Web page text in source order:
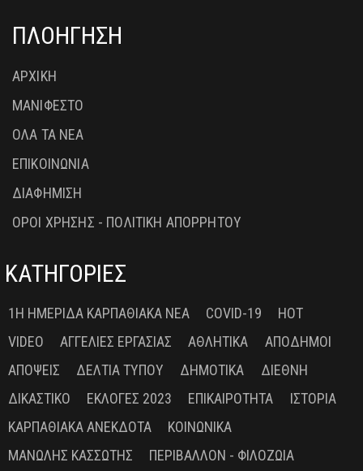
ΠΛΟΗΓΗΣΗ
ΑΡΧΙΚΗ
ΜΑΝΙΦΕΣΤΟ
ΟΛΑ ΤΑ ΝΕΑ
ΕΠΙΚΟΙΝΩΝΙΑ
ΔΙΑΦΗΜΙΣΗ
ΟΡΟΙ ΧΡΗΣΗΣ - ΠΟΛΙΤΙΚΗ ΑΠΟΡΡΗΤΟΥ
ΚΑΤΗΓΟΡΙΕΣ
1Η ΗΜΕΡΊΔΑ ΚΑΡΠΑΘΙΑΚΆ ΝΈΑ COVID-19
HOT
VIDEO
ΑΓΓΕΛΊΕΣ ΕΡΓΑΣΊΑΣ ΑΘΛΗΤΙΚΆ
ΑΠΌΔΗΜΟΙ
ΑΠΌΨΕΙΣ
ΔΕΛΤΊΑ ΤΎΠΟΥ ΔΗΜΟΤΙΚΆ
ΔΙΕΘΝΉ
ΔΙΚΑΣΤΙΚΌ
ΕΚΛΟΓΈΣ 2023 ΕΠΙΚΑΙΡΌΤΗΤΑ
ΙΣΤΟΡΊΑ
ΚΑΡΠΑΘΙΑΚΆ ΑΝΈΚΔΟΤΑ
ΚΟΙΝΩΝΙΚΆ
ΜΑΝΏΛΗΣ ΚΑΣΣΏΤΗΣ
ΠΕΡΙΒΆΛΛΟΝ - ΦΙΛΟΖΩΊΑ